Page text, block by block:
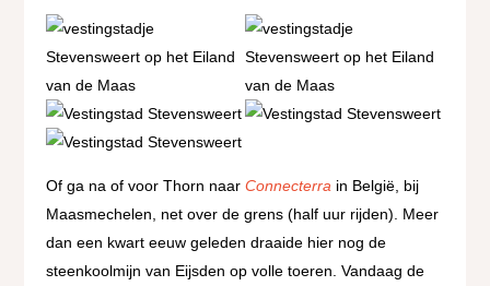
Of ga na of voor Thorn naarConnecterra in België, bij
Maasmechelen, net over de grens (half uur rijden). Meer
dan een kwart eeuw geleden draaide hier nog de
steenkoolmijn van Eijsden op volle toeren. Vandaag de